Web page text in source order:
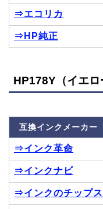
⇒エコリカ
⇒HP純正
HP178Y（イエ
互換インクメーカー
⇒インク革命
⇒インクナビ
⇒インクのチップス